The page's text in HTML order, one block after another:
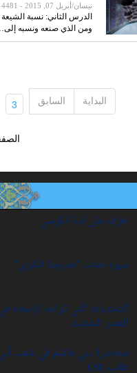
نيسان/أبريل 07, 2015 - 4481
ومن الذي صنعه ونسبه إلی…
البداية السابق 3
(current)
الصفحة
تعرف على آية الكرسي
سيرة‌ جناب "خديجة‌ الكبرى"
التحديات التي تواجه الإسلام
العصر الحديث
محاصرة بني هاشم في شعب
طالب (20)